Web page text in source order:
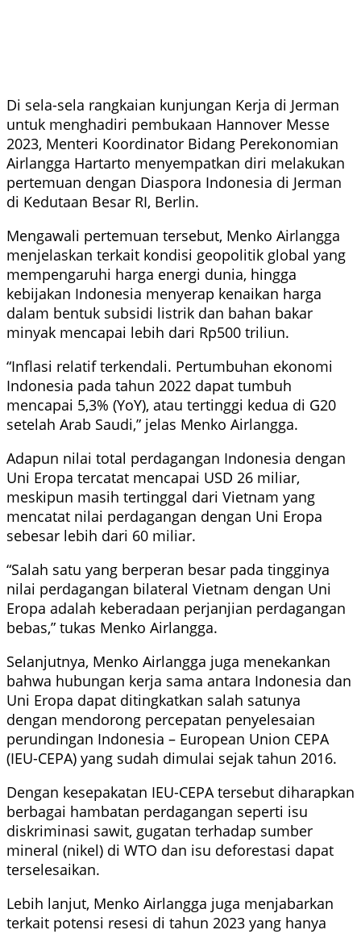
Di sela-sela rangkaian kunjungan Kerja di Jerman
untuk menghadiri pembukaan Hannover Messe
2023, Menteri Koordinator Bidang Perekonomian
Airlangga Hartarto menyempatkan diri melakukan
pertemuan dengan Diaspora Indonesia di Jerman
di Kedutaan Besar RI, Berlin.
Mengawali pertemuan tersebut, Menko Airlangga
menjelaskan terkait kondisi geopolitik global yang
mempengaruhi harga energi dunia, hingga
kebijakan Indonesia menyerap kenaikan harga
dalam bentuk subsidi listrik dan bahan bakar
minyak mencapai lebih dari Rp500 triliun.
“Inflasi relatif terkendali. Pertumbuhan ekonomi
Indonesia pada tahun 2022 dapat tumbuh
mencapai 5,3% (YoY), atau tertinggi kedua di G20
setelah Arab Saudi,” jelas Menko Airlangga.
Adapun nilai total perdagangan Indonesia dengan
Uni Eropa tercatat mencapai USD 26 miliar,
meskipun masih tertinggal dari Vietnam yang
mencatat nilai perdagangan dengan Uni Eropa
sebesar lebih dari 60 miliar.
“Salah satu yang berperan besar pada tingginya
nilai perdagangan bilateral Vietnam dengan Uni
Eropa adalah keberadaan perjanjian perdagangan
bebas,” tukas Menko Airlangga.
Selanjutnya, Menko Airlangga juga menekankan
bahwa hubungan kerja sama antara Indonesia dan
Uni Eropa dapat ditingkatkan salah satunya
dengan mendorong percepatan penyelesaian
perundingan Indonesia – European Union CEPA
(IEU-CEPA) yang sudah dimulai sejak tahun 2016.
Dengan kesepakatan IEU-CEPA tersebut diharapkan
berbagai hambatan perdagangan seperti isu
diskriminasi sawit, gugatan terhadap sumber
mineral (nikel) di WTO dan isu deforestasi dapat
terselesaikan.
Lebih lanjut, Menko Airlangga juga menjabarkan
terkait potensi resesi di tahun 2023 yang hanya